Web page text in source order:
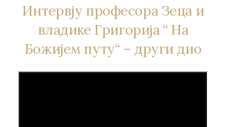
Интервју професора Зеца и
владике Григорија “ На
Божијем путу“ – други дио